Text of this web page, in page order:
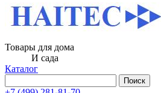
Товары для дома
И сада
Каталог
Поиск